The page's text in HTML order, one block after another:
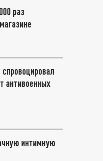
раз
антивоенных
интимную